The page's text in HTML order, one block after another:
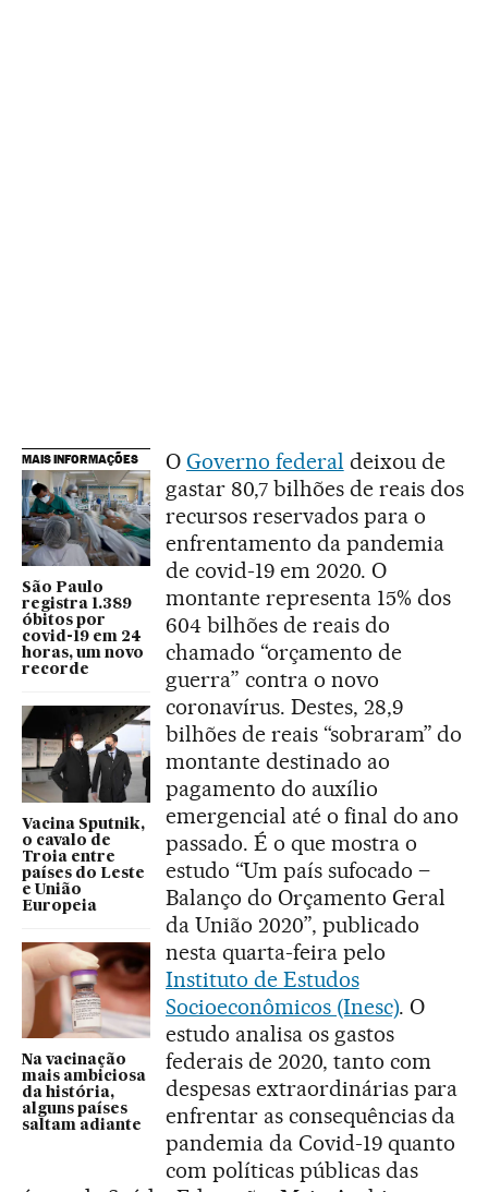
MAIS INFORMAÇÕES
São Paulo
registra 1.389
óbitos por
covid-19 em 24
horas, um novo
recorde
Vacina Sputnik,
o cavalo de
Troia entre
países do Leste
e União
Europeia
Na vacinação
mais ambiciosa
da história,
alguns países
saltam adiante
O Governo federal deixou de
gastar 80,7 bilhões de reais dos
recursos reservados para o
enfrentamento da pandemia
de covid-19 em 2020. O
montante representa 15% dos
604 bilhões de reais do
chamado “orçamento de
guerra” contra o novo
coronavírus. Destes, 28,9
bilhões de reais “sobraram” do
montante destinado ao
pagamento do auxílio
emergencial até o final do ano
passado. É o que mostra o
estudo “Um país sufocado –
Balanço do Orçamento Geral
da União 2020”, publicado
nesta quarta-feira pelo
Instituto de Estudos
Socioeconômicos (Inesc). O
estudo analisa os gastos
federais de 2020, tanto com
despesas extraordinárias para
enfrentar as consequências da
pandemia da Covid-19 quanto
com políticas públicas das